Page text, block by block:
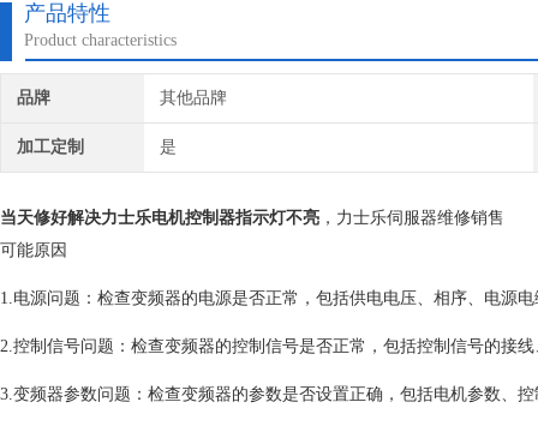
产品特性
Product characteristics
品牌 其他品牌
加工定制 是
当天修好解决力士乐电机控制器指示灯不亮 ，力士乐伺服器维修销售
可能原因
1.电源问题：检查变频器的电源是否正常，包括供电电压、相序、电源
2.控制信号问题：检查变频器的控制信号是否正常，包括控制信号的接
3.变频器参数问题：检查变频器的参数是否设置正确，包括电机参数、